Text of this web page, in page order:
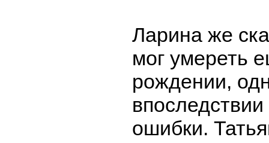
Ларина же
мог умереть
рождении,
ошибки.